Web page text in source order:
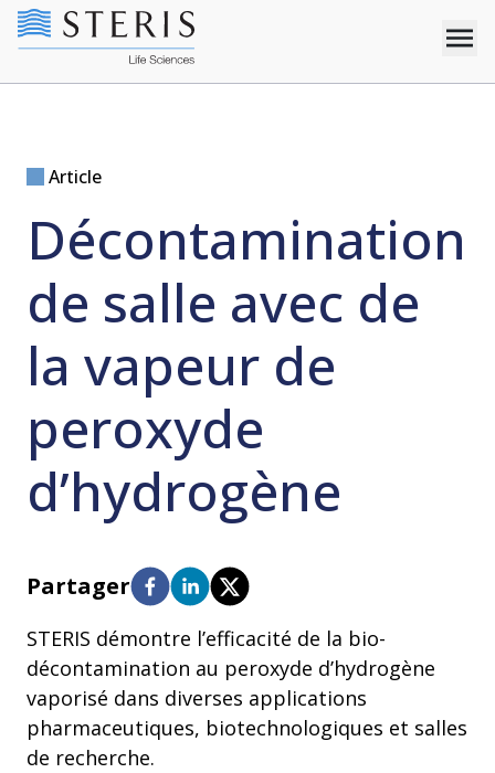
Article
Décontamination
de salle avec de
la vapeur de
peroxyde
d’hydrogène
Partager
STERIS démontre l’efficacité de la bio-
décontamination au peroxyde d’hydrogène
vaporisé dans diverses applications
pharmaceutiques, biotechnologiques et salles
de recherche.